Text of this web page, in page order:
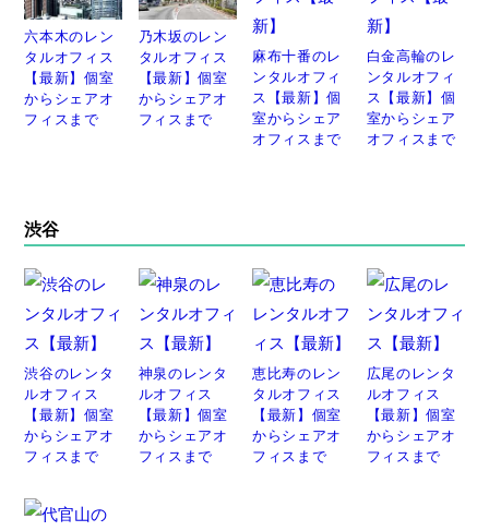
六本木のレン
タルオフィス
【最新】個室
からシェアオ
フィスまで
乃木坂のレン
タルオフィス
【最新】個室
からシェアオ
フィスまで
麻布十番のレ
ンタルオフィ
ス【最新】個
室からシェア
オフィスまで
白金高輪のレ
ンタルオフィ
ス【最新】個
室からシェア
オフィスまで
渋谷
渋谷のレンタ
ルオフィス
【最新】個室
からシェアオ
フィスまで
神泉のレンタ
ルオフィス
【最新】個室
からシェアオ
フィスまで
恵比寿のレン
タルオフィス
【最新】個室
からシェアオ
フィスまで
広尾のレンタ
ルオフィス
【最新】個室
からシェアオ
フィスまで